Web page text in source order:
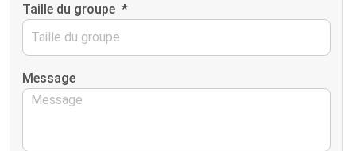
Taille du groupe *
Message